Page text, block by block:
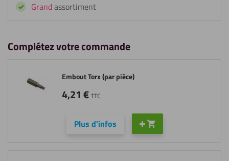
pièces)
Grandassortiment
Complétez votre commande
Plus d'infos
Embout Torx (par pièce)
4,21€ TTC